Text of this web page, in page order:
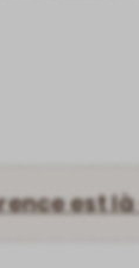
est